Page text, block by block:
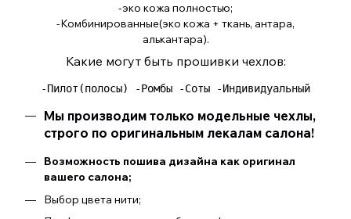
-эко кожа полностью;
-Комбинированные(эко кожа + ткань, антара,
алькантара).
Какие могут быть прошивки чехлов:
-Пилот(полосы) -Ромбы -Соты -Индивидуальный
Мы производим только модельные чехлы,
строго по оригинальным лекалам салона!
Возможность пошива дизайна как оригинал
вашего салона;
Выбор цвета нити;